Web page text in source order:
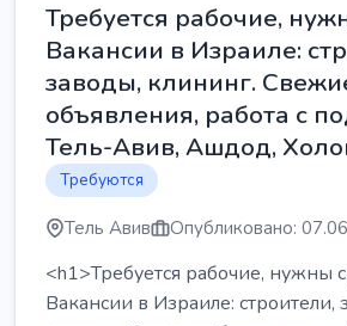
Требуется рабочие,
Вакансии в Израиле:
заводы, клининг.
объявления, работа с
Тель-Авив, Ашдод,
Требуются
Тель Авив Опубликовано:
<h1>Требуется рабочие, нужны
Вакансии в Израиле: строители,